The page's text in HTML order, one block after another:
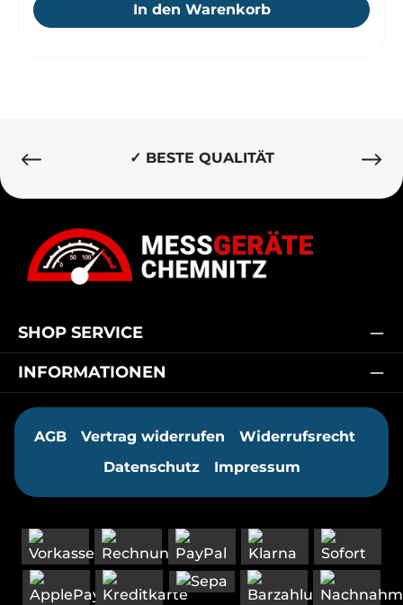
In den Warenkorb
✓ BESTE QUALITÄT
SHOP SERVICE
INFORMATIONEN
AGB Vertrag widerrufen
Widerrufsrecht
Datenschutz
Impressum